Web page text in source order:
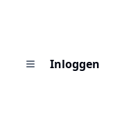
Inloggen